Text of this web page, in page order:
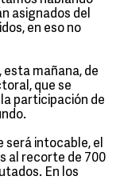
asignados del
en eso no
mañana, de
que se
participación de
será intocable, el
al recorte de 700
En los